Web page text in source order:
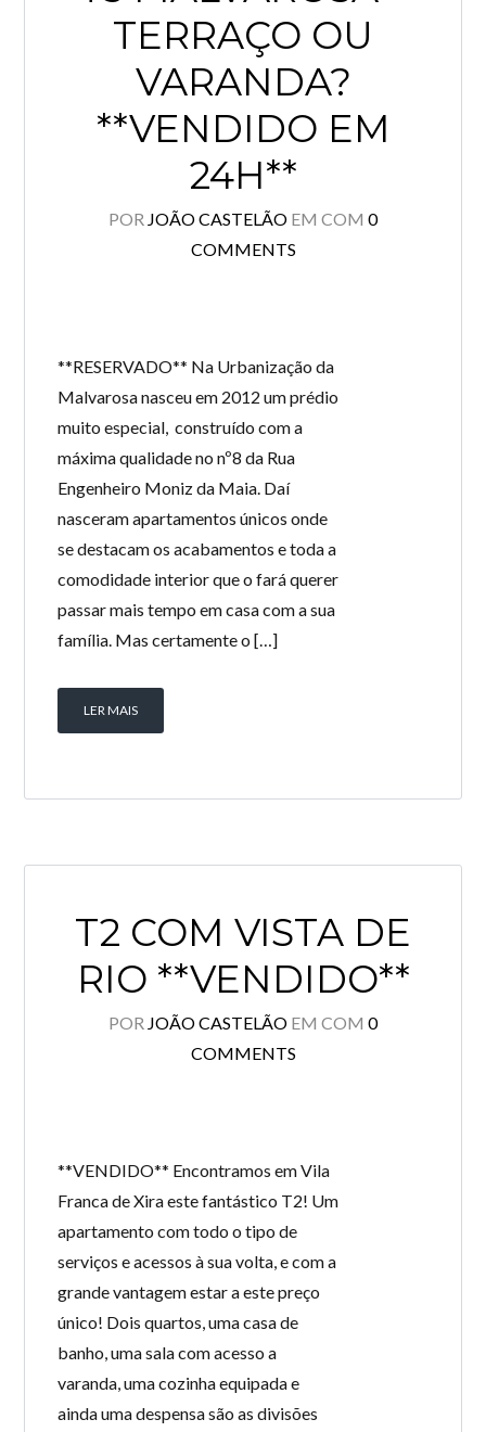
TERRAÇO OU
VARANDA?
**VENDIDO EM
24H**
POR JOÃO CASTELÃO EM COM 0
COMMENTS
**RESERVADO** Na Urbanização da
Malvarosa nasceu em 2012 um prédio
muito especial, construído com a
máxima qualidade no nº8 da Rua
Engenheiro Moniz da Maia. Daí
nasceram apartamentos únicos onde
se destacam os acabamentos e toda a
comodidade interior que o fará querer
passar mais tempo em casa com a sua
família. Mas certamente o […]
LER MAIS
T2 COM VISTA DE
RIO **VENDIDO**
POR JOÃO CASTELÃO EM COM 0
COMMENTS
**VENDIDO** Encontramos em Vila
Franca de Xira este fantástico T2! Um
apartamento com todo o tipo de
serviços e acessos à sua volta, e com a
grande vantagem estar a este preço
único! Dois quartos, uma casa de
banho, uma sala com acesso a
varanda, uma cozinha equipada e
ainda uma despensa são as divisões